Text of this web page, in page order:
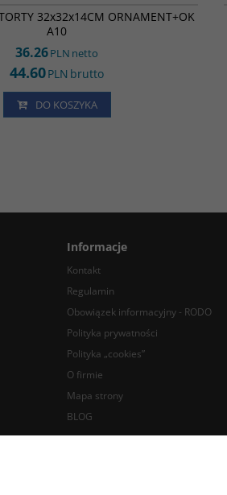
32x32x14CM ORNAMENT+OK
A10
36.26PLN netto
44.60PLN brutto
DO KOSZYKA
Informacje
Kontakt
Regulamin
Obowiązek informacyjny - RODO
Polityka prywatności
Polityka „cookies”
O firmie
Mapa strony
BLOG